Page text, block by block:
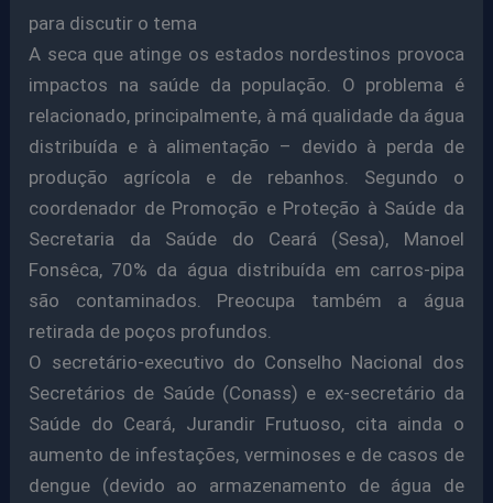
para discutir o tema
A seca que atinge os estados nordestinos provoca
impactos na saúde da população. O problema é
relacionado, principalmente, à má qualidade da água
distribuída e à alimentação – devido à perda de
produção agrícola e de rebanhos. Segundo o
coordenador de Promoção e Proteção à Saúde da
Secretaria da Saúde do Ceará (Sesa), Manoel
Fonsêca, 70% da água distribuída em carros-pipa
são contaminados. Preocupa também a água
retirada de poços profundos.
O secretário-executivo do Conselho Nacional dos
Secretários de Saúde (Conass) e ex-secretário da
Saúde do Ceará, Jurandir Frutuoso, cita ainda o
aumento de infestações, verminoses e de casos de
dengue (devido ao armazenamento de água de